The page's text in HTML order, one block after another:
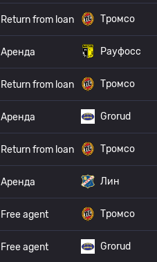
Return from loan Тромсо
Аренда Рауфосс
Return from loan Тромсо
Аренда Grorud
Return from loan Тромсо
Аренда Лин
Free agent Тромсо
Free agent Grorud